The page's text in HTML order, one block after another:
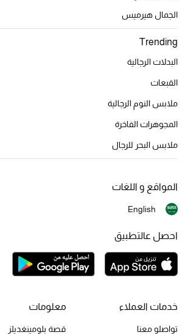
الجمال هيرميس
Trending
البدلات الرجالية
القبعات
ملابس النوم الرجالية
المجوهرات الفاخرة
ملابس البحر للرجال
خدمات العملاء
تواصلو معنا
معلومات
قصة بلومينغديلز
المواقع و اللغات
English
احصل عالتطبيق